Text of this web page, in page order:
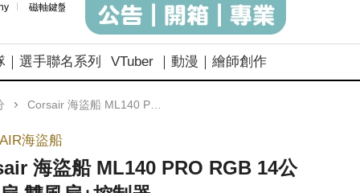
磁軸鍵盤
｜選手聯名系列 VTuber ｜動漫｜繪師創作
Corsair 海盜船 ML140 PRO RGB 14公分風扇 雙風扇+控制器
海盜船
海盜船 ML140 PRO RGB 14公